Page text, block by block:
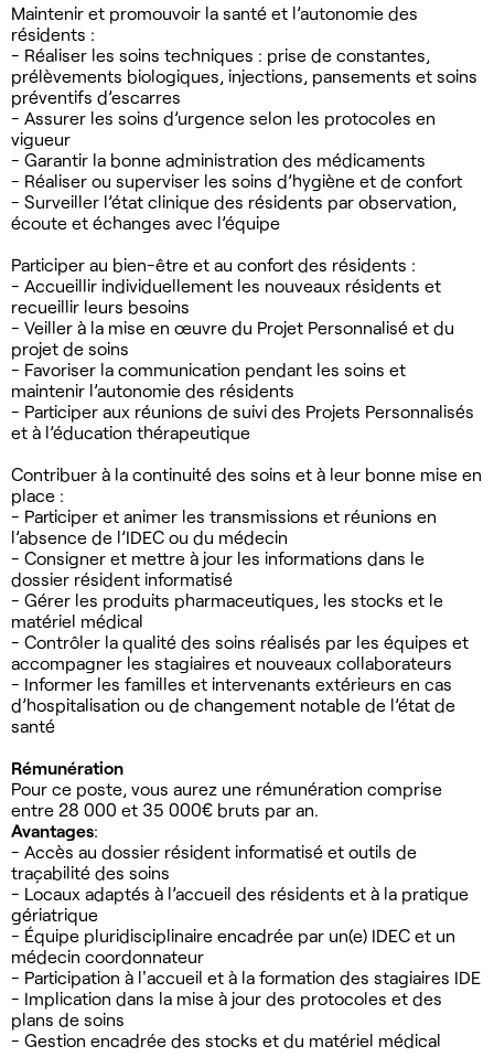
Maintenir et promouvoir la santé et l’autonomie des
résidents :
- Réaliser les soins techniques : prise de constantes,
prélèvements biologiques, injections, pansements et soins
préventifs d’escarres
- Assurer les soins d’urgence selon les protocoles en
vigueur
- Garantir la bonne administration des médicaments
- Réaliser ou superviser les soins d’hygiène et de confort
- Surveiller l’état clinique des résidents par observation,
écoute et échanges avec l’équipe
Participer au bien-être et au confort des résidents :
- Accueillir individuellement les nouveaux résidents et
recueillir leurs besoins
- Veiller à la mise en œuvre du Projet Personnalisé et du
projet de soins
- Favoriser la communication pendant les soins et
maintenir l’autonomie des résidents
- Participer aux réunions de suivi des Projets Personnalisés
et à l’éducation thérapeutique
Contribuer à la continuité des soins et à leur bonne mise en
place :
- Participer et animer les transmissions et réunions en
l’absence de l’IDEC ou du médecin
- Consigner et mettre à jour les informations dans le
dossier résident informatisé
- Gérer les produits pharmaceutiques, les stocks et le
matériel médical
- Contrôler la qualité des soins réalisés par les équipes et
accompagner les stagiaires et nouveaux collaborateurs
- Informer les familles et intervenants extérieurs en cas
d’hospitalisation ou de changement notable de l’état de
santé
Rémunération
Pour ce poste, vous aurez une rémunération comprise
entre 28 000 et 35 000€ bruts par an.
Avantages:
- Accès au dossier résident informatisé et outils de
traçabilité des soins
- Locaux adaptés à l’accueil des résidents et à la pratique
gériatrique
- Équipe pluridisciplinaire encadrée par un(e) IDEC et un
médecin coordonnateur
- Participation à l'accueil et à la formation des stagiaires IDE
- Implication dans la mise à jour des protocoles et des
plans de soins
- Gestion encadrée des stocks et du matériel médical